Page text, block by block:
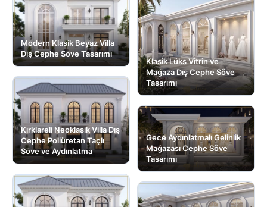
Modern Klasik Beyaz Villa
Dış Cephe Söve Tasarımı
Kırklareli Neoklasik Villa Dış
Cephe Poliüretan Taçlı
Söve ve Aydınlatma
Klasik Lüks Vitrin ve
Mağaza Dış Cephe Söve
Tasarımı
Gece Aydınlatmalı Gelinlik
Mağazası Cephe Söve
Tasarımı